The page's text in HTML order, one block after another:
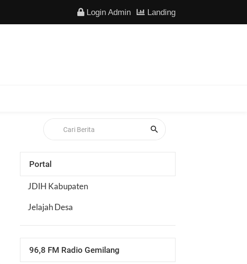
Login Admin Landing
Portal
JDIH Kabupaten
Jelajah Desa
96,8 FM Radio Gemilang